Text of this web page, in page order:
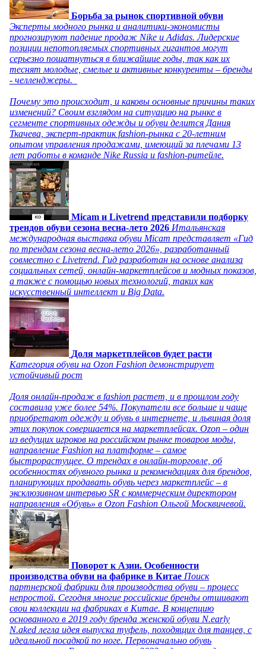
Борьба за рынок спортивной обуви
Эксперты модного рынка и аналитики-экономисты
прогнозируют падение продаж Nike и Adidas. Лидерские
позиции непотопляемых спортивных гигантов могут
серьезно пошатнуться в ближайшие годы, так как их
теснят молодые, смелые и активные конкуренты – бренды
- челленджеры.
Почему это происходит, и каковы основные причины таких
изменений? Своим взглядом на ситуацию на рынке в
сегменте спортивных одежды и обуви делится Дания
Ткачева, эксперт-практик fashion-рынка с 20-летним
опытом управления продажами, имеющий за плечами 13
лет работы в команде Nike Russia и fashion-ритейле.
Micam и Livetrend представили подборку
трендов обуви сезона весна-лето 2026 Итальянская
международная выставка обуви Micam представляет «Гид
по трендам сезона весна-лето 2026», разработанный
совместно с Livetrend. Гид разработан на основе анализа
социальных сетей, онлайн-маркетплейсов и модных показов,
а также с помощью новых технологий, таких как
искусственный интеллект и Big Data.
Доля маркетплейсов будет расти
Категория обуви на Ozon Fashion демонстрирует
устойчивый рост
Доля онлайн-продаж в fashion растет, и в прошлом году
составила уже более 54%. Покупатели все больше и чаще
приобретают одежду и обувь в интернете, и львиная доля
этих покупок совершается на маркетплейсах. Ozon – один
из ведущих игроков на российском рынке товаров моды,
направление Fashion на платформе – самое
быстрорастущее. О трендах в онлайн-торговле, об
особенностях обувного рынка и рекомендациях для брендов,
планирующих продавать обувь через маркетплейс – в
эксклюзивном интервью SR с коммерческим директором
направления «Обувь» в Ozon Fashion Ольгой Москвичевой.
Поворот к Азии. Особенности
производства обуви на фабрике в Китае Поиск
партнерской фабрики для производства обуви – процесс
непростой. Сегодня многие российские бренды отшивают
свои коллекции на фабриках в Китае. В концепцию
основанного в 2019 году бренда женской обуви N.early
N.aked легла идея выпуска туфель, походящих для танцев, с
идеальной посадкой по ноге. Первоначально обувь